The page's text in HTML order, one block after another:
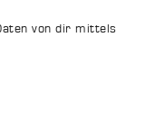
von dir mittels